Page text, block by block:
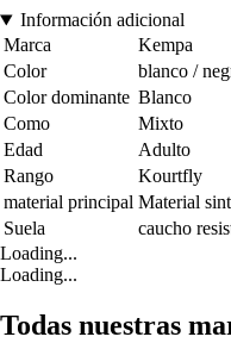
Información adicional
Marca
Kempa
Color
blanco /
Color dominante Blanco
Como
Mixto
Edad
Adulto
Rango
Kourtfly
material principal Material
Suela
caucho
Loading...
Loading...
Todas nuestras